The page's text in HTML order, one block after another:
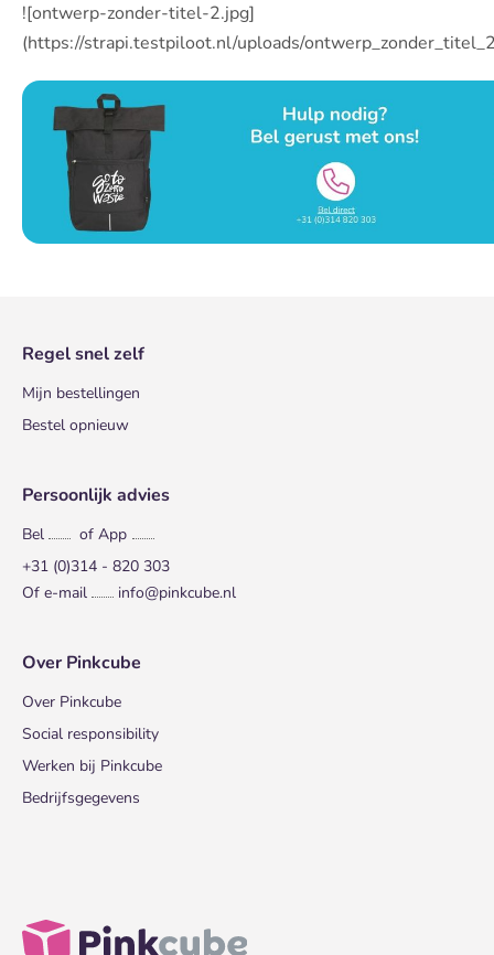
![ontwerp-zonder-titel-2.jpg]
(https://strapi.testpiloot.nl/uploads/
Regel snel zelf
Mijn bestellingen
Bestel opnieuw
Persoonlijk advies
Bel
of App
+31 (0)314 - 820 303
Of e-mail
info@pinkcube.nl
Over Pinkcube
Over Pinkcube
Social responsibility
Werken bij Pinkcube
Bedrijfsgegevens